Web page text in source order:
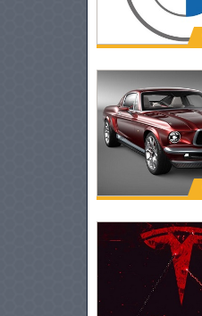
184
6.6